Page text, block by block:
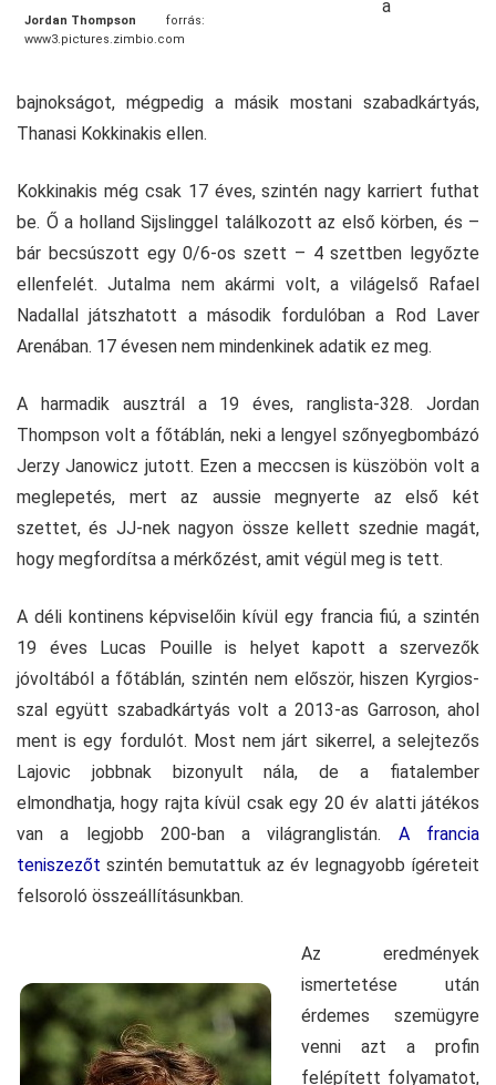
Jordan Thompson
forrás:
www3.pictures.zimbio.com
a
bajnokságot, mégpedig a másik mostani szabadkártyás,
Thanasi Kokkinakis ellen.
Kokkinakis még csak 17 éves, szintén nagy karriert futhat
be. Ő a holland Sijslinggel találkozott az első körben, és –
bár becsúszott egy 0/6-os szett – 4 szettben legyőzte
ellenfelét. Jutalma nem akármi volt, a világelső Rafael
Nadallal játszhatott a második fordulóban a Rod Laver
Arenában. 17 évesen nem mindenkinek adatik ez meg.
A harmadik ausztrál a 19 éves, ranglista-328. Jordan
Thompson volt a főtáblán, neki a lengyel szőnyegbombázó
Jerzy Janowicz jutott. Ezen a meccsen is küszöbön volt a
meglepetés, mert az aussie megnyerte az első két
szettet, és JJ-nek nagyon össze kellett szednie magát,
hogy megfordítsa a mérkőzést, amit végül meg is tett.
A déli kontinens képviselőin kívül egy francia fiú, a szintén
19 éves Lucas Pouille is helyet kapott a szervezők
jóvoltából a főtáblán, szintén nem először, hiszen Kyrgios-
szal együtt szabadkártyás volt a 2013-as Garroson, ahol
ment is egy fordulót. Most nem járt sikerrel, a selejtezős
Lajovic jobbnak bizonyult nála, de a fiatalember
elmondhatja, hogy rajta kívül csak egy 20 év alatti játékos
van a legjobb 200-ban a világranglistán. A francia
teniszezőt szintén bemutattuk az év legnagyobb ígéreteit
felsoroló összeállításunkban.
Az eredmények
ismertetése után
érdemes szemügyre
venni azt a profin
felépített folyamatot,